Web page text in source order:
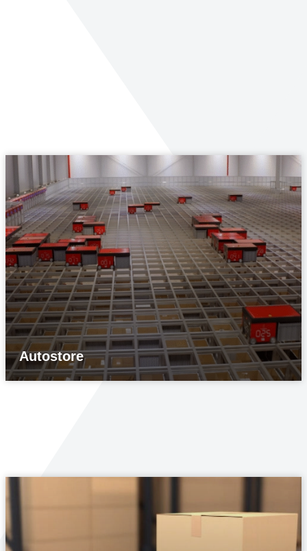
Autostore